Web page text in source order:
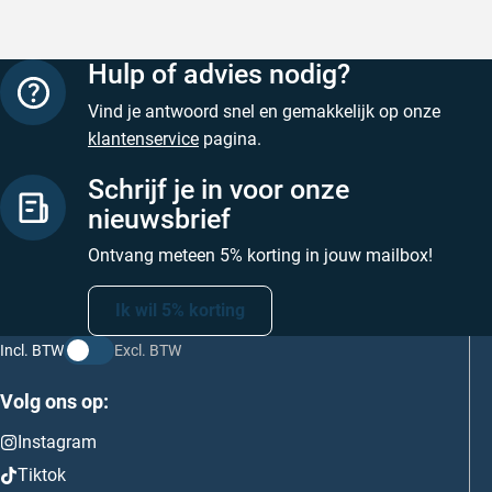
Hulp of advies nodig?
Vind je antwoord snel en gemakkelijk op onze
klantenservice pagina.
Schrijf je in voor onze
nieuwsbrief
Ontvang meteen 5% korting in jouw mailbox!
Ik wil 5% korting
Incl. BTW Excl. BTW
Volg ons op:
Instagram
Tiktok